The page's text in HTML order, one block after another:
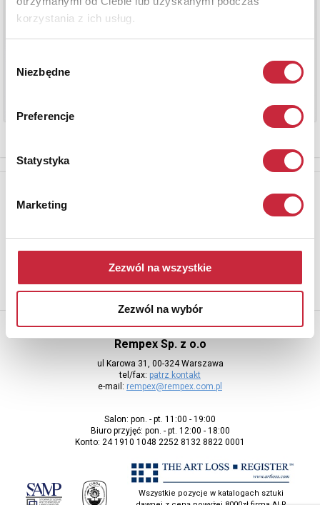
korzystania z ich usług.
zgody
Niezbędne
Preferencje
Statystyka
Marketing
Zezwól na wszystkie
Zezwól na wybór
Aby otrzymywać informacje o nowych aukcjach, prosimy podać
Rempex Sp. z o.o
ul Karowa 31, 00-324 Warszawa
tel/fax: patrz kontakt
e-mail: rempex@rempex.com.pl
Salon: pon. - pt. 11:00 - 19:00
Biuro przyjęć: pon. - pt. 12:00 - 18:00
Konto: 24 1910 1048 2252 8132 8822 0001
Wszystkie pozycje w katalogach sztuki